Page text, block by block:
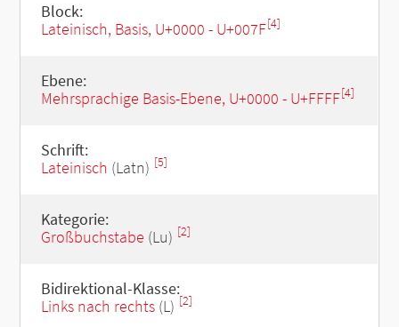
Block:
Lateinisch, Basis, U+0000 - U+007F[4]
Ebene:
Mehrsprachige Basis-Ebene, U+0000 - U+FFFF[4]
Schrift:
Lateinisch (Latn) [5]
Kategorie:
Großbuchstabe (Lu) [2]
Bidirektional-Klasse:
Links nach rechts(L) [2]